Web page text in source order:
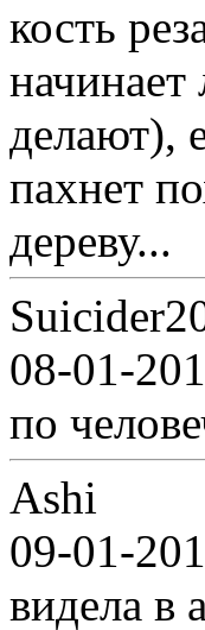
кость
делают),
пахнет
дереву...
08-01-
по
Ashi
09-01-
видела в